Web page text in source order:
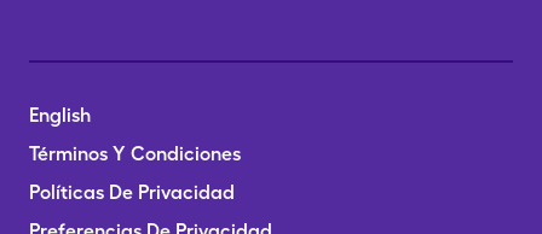
English
Términos Y Condiciones
Políticas De Privacidad